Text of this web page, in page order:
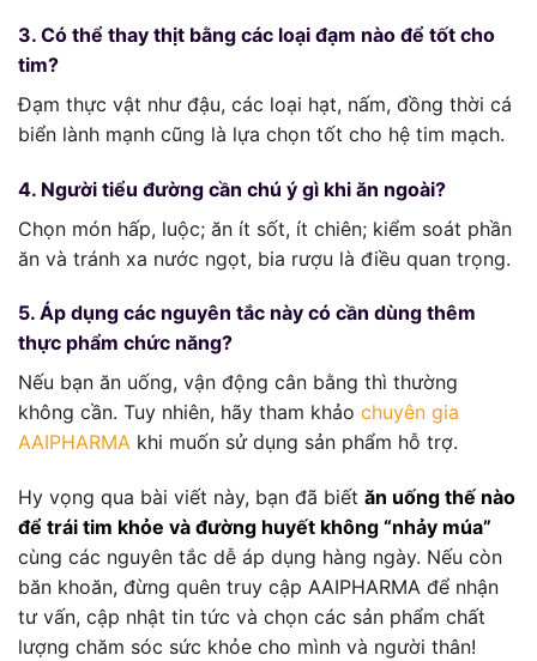
3. Có thể thay thịt bằng các loại đạm nào để tốt cho
tim?
Đạm thực vật như đậu, các loại hạt, nấm, đồng thời cá
biển lành mạnh cũng là lựa chọn tốt cho hệ tim mạch.
4. Người tiểu đường cần chú ý gì khi ăn ngoài?
Chọn món hấp, luộc; ăn ít sốt, ít chiên; kiểm soát phần
ăn và tránh xa nước ngọt, bia rượu là điều quan trọng.
5. Áp dụng các nguyên tắc này có cần dùng thêm
thực phẩm chức năng?
Nếu bạn ăn uống, vận động cân bằng thì thường
không cần. Tuy nhiên, hãy tham khảo chuyên gia
AAIPHARMA khi muốn sử dụng sản phẩm hỗ trợ.
Hy vọng qua bài viết này, bạn đã biết ăn uống thế nào
để trái tim khỏe và đường huyết không “nhảy múa”
cùng các nguyên tắc dễ áp dụng hàng ngày. Nếu còn
băn khoăn, đừng quên truy cập AAIPHARMA để nhận
tư vấn, cập nhật tin tức và chọn các sản phẩm chất
lượng chăm sóc sức khỏe cho mình và người thân!